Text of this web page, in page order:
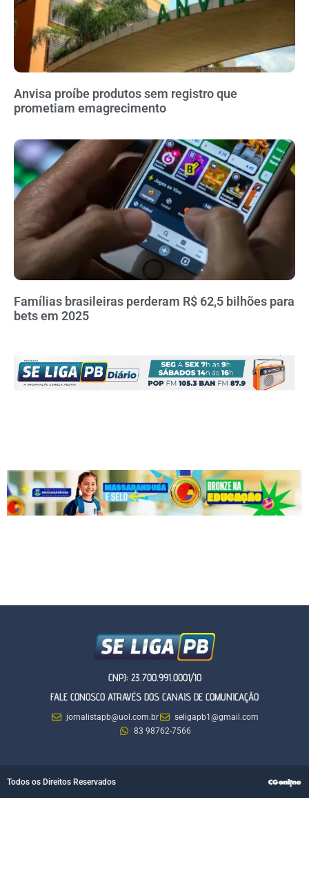
Anvisa proíbe produtos sem registro que
prometiam emagrecimento
Famílias brasileiras perderam R$ 62,5 bilhões para
bets em 2025
CNPJ: 23.700.991.0001/10
FALE CONOSCO ATRAVÉS DOS CANAIS DE COMUNICAÇÃO
jornalistapb@uol.com.br
seligapb1@gmail.com
83 98762-7566
Todos os Direitos Reservados